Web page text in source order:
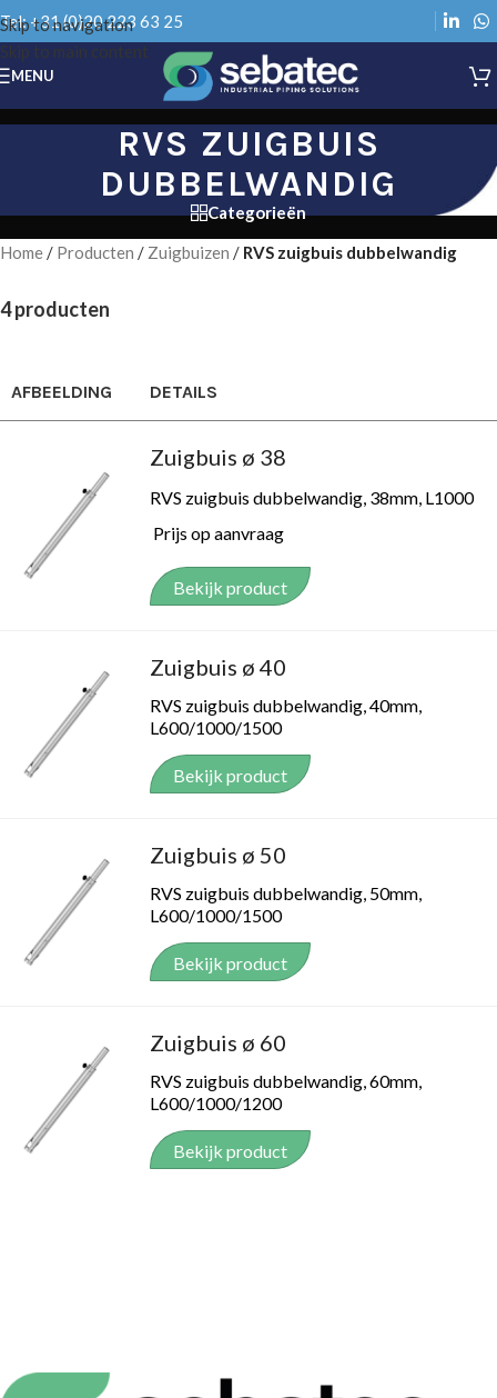
Skip to navigation
Skip to main content
Tel: +31 (0)20 223 63 25
MENU
RVS ZUIGBUIS
DUBBELWANDIG
Categorieën
Home/ Producten / Zuigbuizen / RVS zuigbuis dubbelwandig
4 producten
AFBEELDING DETAILS
Zuigbuis ø 38
RVS zuigbuis dubbelwandig, 38mm, L1000
Bekijk product
Zuigbuis ø 40
RVS zuigbuis dubbelwandig, 40mm,
L600/1000/1500
Bekijk product
Zuigbuis ø 50
RVS zuigbuis dubbelwandig, 50mm,
L600/1000/1500
Bekijk product
Zuigbuis ø 60
RVS zuigbuis dubbelwandig, 60mm,
L600/1000/1200
Bekijk product